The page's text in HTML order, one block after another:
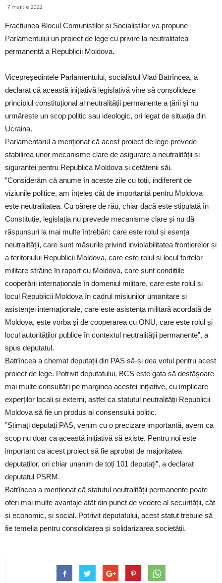
7 martie 2022
Fracțiunea Blocul Comuniștilor și Socialiștilor va propune
Parlamentului un proiect de lege cu privire la neutralitatea
permanentă a Republicii Moldova.
Vicepreședintele Parlamentului, socialistul Vlad Batrîncea, a
declarat că această inițiativă legislativă vine să consolideze
principiul constituțional al neutralității permanente a țării și nu
urmărește un scop politic sau ideologic, ori legat de situația din
Ucraina.
Parlamentarul a menționat că acest proiect de lege prevede
stabilirea unor mecanisme clare de asigurare a neutralității și
siguranței pentru Republica Moldova și cetățenii săi.
”Considerăm că anume în aceste zile cu toții, indiferent de
viziunile politice, am înțeles cât de importantă pentru Moldova
este neutralitatea. Cu părere de rău, chiar dacă este stipulată în
Constituție, legislația nu prevede mecanisme clare și nu dă
răspunsuri la mai multe întrebări: care este rolul și esența
neutralității, care sunt măsurile privind inviolabilitatea frontierelor și
a teritoriului Republicii Moldova, care este rolul și locul forțelor
militare străine în raport cu Moldova, care sunt condițiile
cooperării internaționale în domeniul militare, care este rolul și
locul Republicii Moldova în cadrul misiunilor umanitare și
asistenței internaționale, care este asistența militară acordată de
Moldova, este vorba și de cooperarea cu ONU, care este rolul și
locul autorităților publice în contextul neutralității permanente”, a
spus deputatul.
Batrîncea a chemat deputații din PAS să-și dea votul pentru acest
proiect de lege. Potrivit deputatului, BCS este gata să desfășoare
mai multe consultări pe marginea acestei inițiative, cu implicare
experților locali și externi, astfel ca statutul neutralității Republicii
Moldova să fie un produs al consensului politic.
”Stimați deputați PAS, venim cu o precizare importantă, avem ca
scop nu doar ca această inițiativă să existe. Pentru noi este
important ca acest proiect să fie aprobat de majoritatea
deputaților, ori chiar unanim de toți 101 deputați”, a declarat
deputatul PSRM.
Batrîncea a menționat că statutul neutralității permanente poate
oferi mai multe avantaje atât din punct de vedere al securității, cât
și economic, și social. Potrivit deputatului, acest statut trebuie să
fie temelia pentru consolidarea și solidarizarea societății.